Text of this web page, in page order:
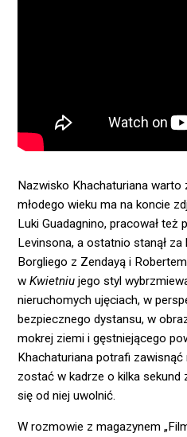
Nazwisko Khachaturiana warto
młodego wieku ma na koncie
Luki Guadagnino, pracował
Levinsona, a ostatnio stanął
Borgliego z Zendayą i
wKwietniu jego styl
nieruchomych ujęciach, w
bezpiecznego dystansu, w
mokrej ziemi i gęstniejącego
Khachaturiana potrafi zawisnąć
zostać w kadrze o kilka sekund
się od niej uwolnić.
W rozmowie z magazynem